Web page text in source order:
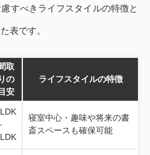
すべきライフスタイルの特徴と
表です。
取
りの
目安
ライフスタイルの特徴
寝室中心・趣味や将来の書
斎スペースも確保可能